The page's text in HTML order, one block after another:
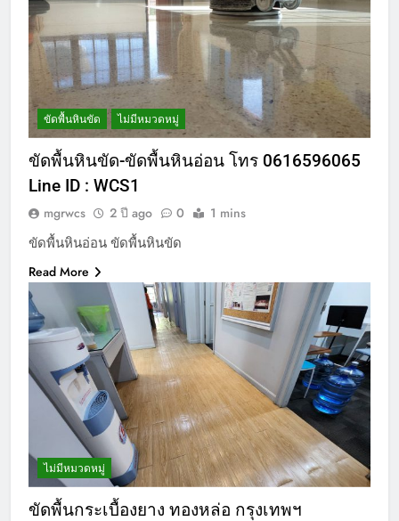
ขัดพื้นหินขัด ไม่มีหมวดหมู่
ขัดพื้นหินขัด-ขัดพื้นหินอ่อน โทร 0616596065
Line ID : WCS1
mgrwcs 2 ปี ago 0 1 mins
ขัดพื้นหินอ่อน ขัดพื้นหินขัด
Read More
ไม่มีหมวดหมู่
ขัดพื้นกระเบื้องยาง ทองหล่อ กรุงเทพฯ